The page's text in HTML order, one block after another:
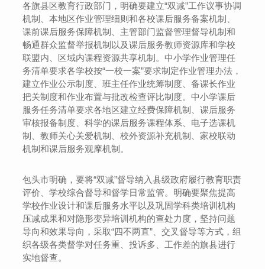
各旗县区教育行政部门，明确要建立“双减”工作议事协调
机制、本地区作业管理细则和各校课后服务备案机制、
课前课后服务保障机制、主管部门监督管理督导机制和
畅通群众监督举报机制以及课后服务教师资源库和学校
联盟内、区域内课程资源共享机制。中小学作业管理任
务清单要求各学校按“一校一案”要求制定作业管理办法，
建立作业公示制度、班主任作业统筹制度、备课长作业
把关制度和作业布置与批改检查评比制度。中小学课后
服务任务清单要求各地区建立经费保障机制、课后服务
审核报备制度、科学的课后服务课程体系、电子选课机
制、教师关心关爱机制、校外资源补充机制、家校联动
机制和课后服务观摩机制。
包头市明确，要将“双减”督导纳入县级政府履行教育职责
评价、学校综合督导和督学日常监管。明确要聚焦提高
学校作业设计和课后服务水平以及巩固学科类培训机构
压减成果和对隐形变异培训机构的查处力度，坚持问题
导向和效果导向，采取“四不两直”、交叉督导等方式，组
织各级各类督学对任务重、投诉多、工作差的旗县进行
实地督查。